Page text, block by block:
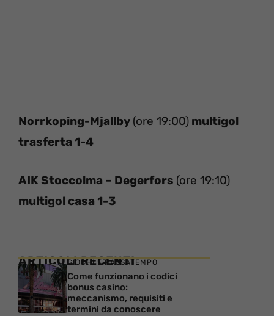
Norrkoping-Mjallby (ore 19:00) multigol
trasferta 1-4
AIK Stoccolma – Degerfors (ore 19:10)
multigol casa 1-3
ARTICOLI RECENTI
GIOCHI E PASSATEMPO
Come funzionano i codici
bonus casino:
meccanismo, requisiti e
termini da conoscere